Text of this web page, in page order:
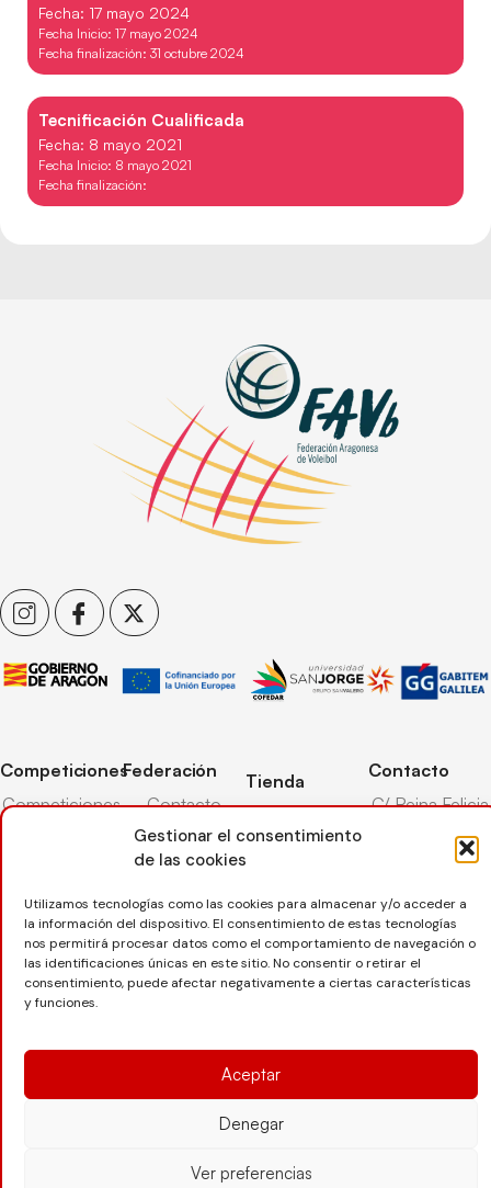
Gestionar el consentimiento
de las cookies
Utilizamos tecnologías como las cookies para almacenar y/o acceder a
la información del dispositivo. El consentimiento de estas tecnologías
nos permitirá procesar datos como el comportamiento de navegación o
las identificaciones únicas en este sitio. No consentir o retirar el
consentimiento, puede afectar negativamente a ciertas características
y funciones.
Aceptar
Denegar
Ver preferencias
Fecha: 17 mayo 2024
Fecha Inicio: 17 mayo 2024
Fecha finalización: 31 octubre 2024
Tecnificación Cualificada
Fecha: 8 mayo 2021
Fecha Inicio: 8 mayo 2021
Fecha finalización:
Competiciones
Competiciones
Competiciones
Nieve
Federación
Contacto
Transparencia
Árbitros
Entrenadores
Seguro
deportivo
Tienda
Pasarela pago
Devoluciones
Contacto
C/ Reina Felicia
50003,
976 73 08 41
Política de Cookies